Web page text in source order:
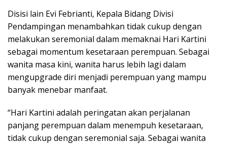
Disisi lain Evi Febrianti, Kepala Bidang Divisi
Pendampingan menambahkan tidak cukup dengan
melakukan seremonial dalam memaknai Hari Kartini
sebagai momentum kesetaraan perempuan. Sebagai
wanita masa kini, wanita harus lebih lagi dalam
mengupgrade diri menjadi perempuan yang mampu
banyak menebar manfaat.
“Hari Kartini adalah peringatan akan perjalanan
panjang perempuan dalam menempuh kesetaraan,
tidak cukup dengan seremonial saja. Sebagai wanita